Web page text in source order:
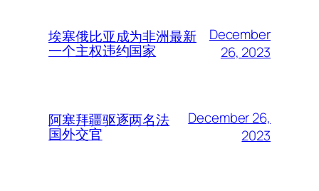
埃塞俄比亚成为非洲最新
一个主权违约国家
December
26, 2023
阿塞拜疆驱逐两名法
国外交官
December 26,
2023